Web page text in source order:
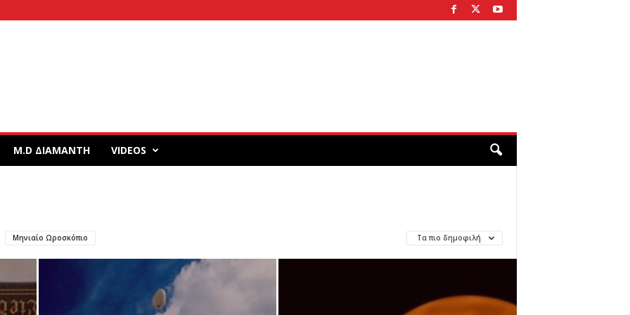
M.D ΔΙΑΜΑΝΤΗ VIDEOS
Μηνιαίο Ωροσκόπιο Τα πιο δημοφιλή